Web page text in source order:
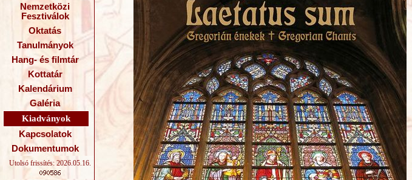
Nemzetközi
Fesztiválok
Oktatás
Tanulmányok
Hang- és filmtár
Kottatár
Kalendárium
Galéria
Kiadványok
Kapcsolatok
Dokumentumok
Utolsó frissítés: 2026.05.16.